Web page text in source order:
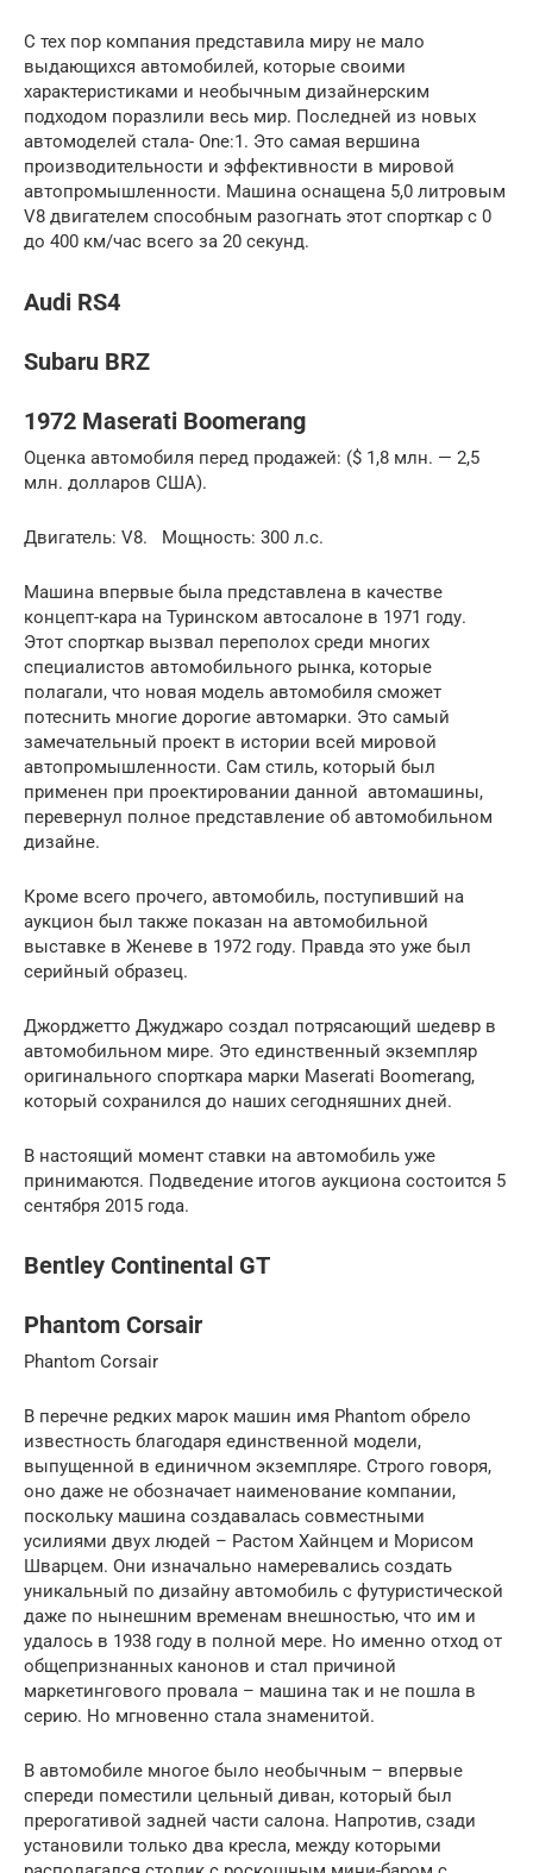
С тех пор компания представила миру не мало
выдающихся автомобилей, которые своими
характеристиками и необычным дизайнерским
подходом поразлили весь мир. Последней из новых
автомоделей стала- One:1. Это самая вершина
производительности и эффективности в мировой
автопромышленности. Машина оснащена 5,0 литровым
V8 двигателем способным разогнать этот спорткар с 0
до 400 км/час всего за 20 секунд.
Audi RS4
Subaru BRZ
1972 Maserati Boomerang
Оценка автомобиля перед продажей: ($ 1,8 млн. — 2,5
млн. долларов США).
Двигатель: V8. Мощность: 300 л.с.
Машина впервые была представлена в качестве
концепт-кара на Туринском автосалоне в 1971 году.
Этот спорткар вызвал переполох среди многих
специалистов автомобильного рынка, которые
полагали, что новая модель автомобиля сможет
потеснить многие дорогие автомарки. Это самый
замечательный проект в истории всей мировой
автопромышленности. Сам стиль, который был
применен при проектировании данной автомашины,
перевернул полное представление об автомобильном
дизайне.
Кроме всего прочего, автомобиль, поступивший на
аукцион был также показан на автомобильной
выставке в Женеве в 1972 году. Правда это уже был
серийный образец.
Джорджетто Джуджаро создал потрясающий шедевр в
автомобильном мире. Это единственный экземпляр
оригинального спорткара марки Maserati Boomerang,
который сохранился до наших сегодняшних дней.
В настоящий момент ставки на автомобиль уже
принимаются. Подведение итогов аукциона состоится 5
сентября 2015 года.
Bentley Continental GT
Phantom Corsair
Phantom Corsair
В перечне редких марок машин имя Phantom обрело
известность благодаря единственной модели,
выпущенной в единичном экземпляре. Строго говоря,
оно даже не обозначает наименование компании,
поскольку машина создавалась совместными
усилиями двух людей – Растом Хайнцем и Морисом
Шварцем. Они изначально намеревались создать
уникальный по дизайну автомобиль с футуристической
даже по нынешним временам внешностью, что им и
удалось в 1938 году в полной мере. Но именно отход от
общепризнанных канонов и стал причиной
маркетингового провала – машина так и не пошла в
серию. Но мгновенно стала знаменитой.
В автомобиле многое было необычным – впервые
спереди поместили цельный диван, который был
прерогативой задней части салона. Напротив, сзади
установили только два кресла, между которыми